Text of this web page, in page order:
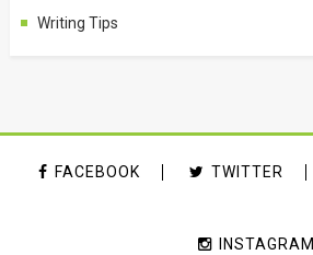
Writing Tips
FACEBOOK TWITTER
INSTAGRAM